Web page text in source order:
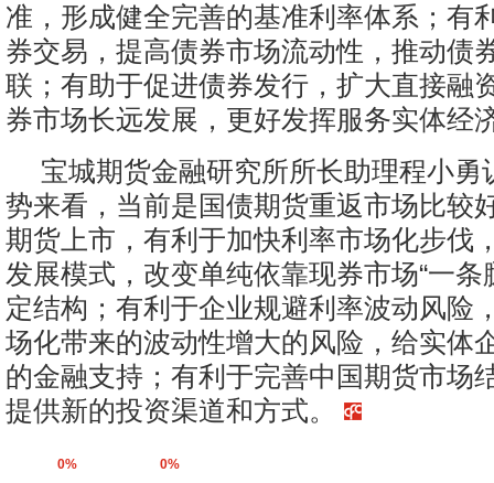
准，形成健全完善的基准利率体系；有
券交易，提高债券市场流动性，推动债
联；有助于促进债券发行，扩大直接融
券市场长远发展，更好发挥服务实体经
宝城期货金融研究所所长助理程小勇
势来看，当前是国债期货重返市场比较
期货上市，有利于加快利率市场化步伐
发展模式，改变单纯依靠现券市场“一条
定结构；有利于企业规避利率波动风险
场化带来的波动性增大的风险，给实体
的金融支持；有利于完善中国期货市场
提供新的投资渠道和方式。
0% 0%